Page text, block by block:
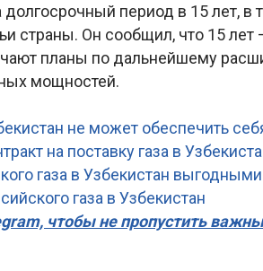
период в 15 лет, в
страны. Он сообщил, что 15 лет
планы по дальнейшему
мощностей.
не может обеспечить
на поставку газа в
газа в Узбекистан выгодными
газа в Узбекистан
чтобы не пропустить